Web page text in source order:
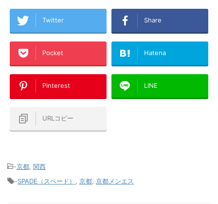
Twitter Share
Pocket Hatena
Pinterest LINE
URLコピー
-京都 関西
-SPADE（スペード） 京都 京都メンエス